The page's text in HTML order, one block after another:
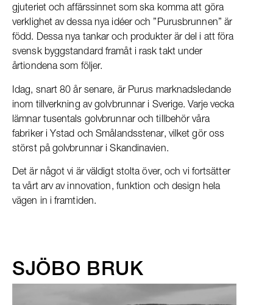
gjuteriet och affärssinnet som ska komma att göra
verklighet av dessa nya idéer och ”Purusbrunnen” är
född. Dessa nya tankar och produkter är del i att föra
svensk byggstandard framåt i rask takt under
årtiondena som följer.
Idag, snart 80 år senare, är Purus marknadsledande
inom tillverkning av golvbrunnar i Sverige. Varje vecka
lämnar tusentals golvbrunnar och tillbehör våra
fabriker i Ystad och Smålandsstenar, vilket gör oss
störst på golvbrunnar i Skandinavien.
Det är något vi är väldigt stolta över, och vi fortsätter
ta vårt arv av innovation, funktion och design hela
vägen in i framtiden.
SJÖBO BRUK